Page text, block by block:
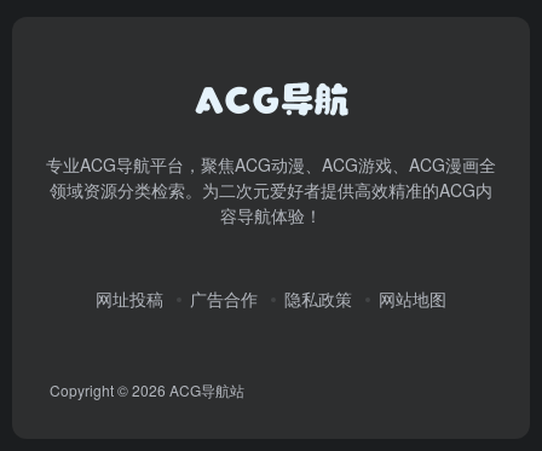
专业ACG导航平台，聚焦ACG动漫、ACG游戏、ACG漫画全
领域资源分类检索。为二次元爱好者提供高效精准的ACG内
容导航体验！
网址投稿 广告合作 隐私政策 网站地图
Copyright © 2026 ACG导航站